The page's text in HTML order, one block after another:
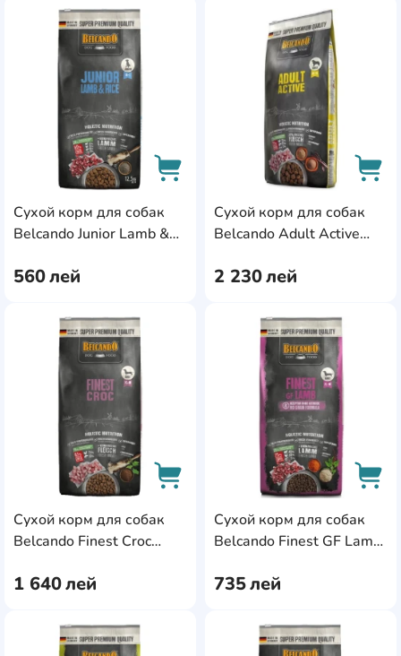
Сухой корм для собак
Belcando Junior Lamb &
560лей
AddCardToFavourite
AddCardToCart
Сухой корм для собак
Belcando Adult Active
2 230лей
Сухой корм для собак
Belcando Finest Croc
1 640лей
AddCardToFavourite
AddCardToCart
Сухой корм для собак
Belcando Finest GF Lamb
735лей
AddCardToFavourite